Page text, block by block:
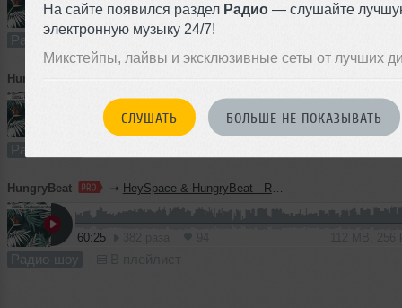
На сайте появился раздел Радио — слушайте
электронную музыку 24/7!
Микстейпы, лайвы и эксклюзивные сеты от лучших
СЛУШАТЬ БОЛЬШЕ НЕ ПОКАЗЫВАТЬ
60:20 772 раза 180 112 MB, 256
Радио-шоу В плейлист
HungryBeat
60:35 658 раз 176 112 MB, 256
Радио-шоу
HungryBeat ➝ HeySpace & HungryBeat - Radiophonika #223
60:25
Радио-шоу